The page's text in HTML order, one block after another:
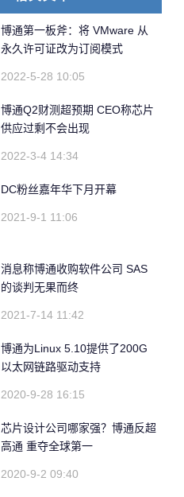
博通第一板斧：将 VMware 从
永久许可证改为订阅模式
2022-5-28 10:05
博通Q2财测超预期 CEO称芯片
供应过剩不会出现
2022-3-4 14:34
DC粉丝嘉年华下月开幕
2021-9-1 11:06
消息称博通收购软件公司 SAS
的谈判无果而终
2021-7-14 11:42
博通为Linux 5.10提供了200G
以太网链路驱动支持
2020-9-28 16:15
芯片设计公司哪家强？博通反超
高通 重夺全球第一
2020-9-2 09:40